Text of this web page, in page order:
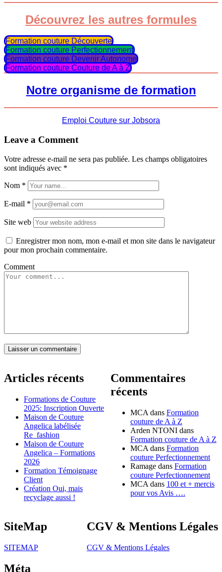
Découvrez les autres formules
Formation couture Découverte
Formation couture Perfectionnement
Formation couture Devenir Autonome
Formation couture Couture de A à Z
Notre organisme de formation
Emploi Couture sur Jobsora
Leave a Comment
Votre adresse e-mail ne sera pas publiée. Les champs obligatoires
sont indiqués avec *
Nom *
E-mail *
Site web
Enregistrer mon nom, mon e-mail et mon site dans le navigateur
pour mon prochain commentaire.
Comment
Laisser un commentaire
Articles récents
Formations de Couture
2025: Inscription Ouverte
Maison de Couture
Angelica labélisée
Re_fashion
Maison de Couture
Angelica – Formations
2026
Formation Témoignage
Client
Création Oui, mais
recyclage aussi !
Commentaires
récents
MCA dans Formation
couture de A à Z
Arden NTONIdans
Formation couture de A à Z
MCA dans Formation
couture Perfectionnement
Ramagedans Formation
couture Perfectionnement
MCA dans 100 et + mercis
pour vos Avis ….
SiteMap
SITEMAP
CGV & Mentions Légales
CGV & Mentions Légales
Méta